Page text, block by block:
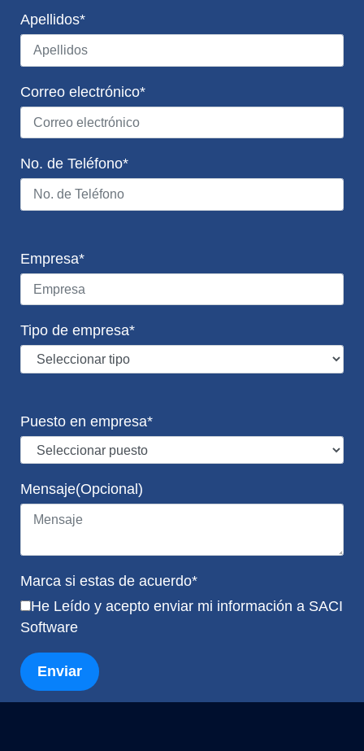
Apellidos*
Correo electrónico*
No. de Teléfono*
Empresa*
Tipo de empresa*
Puesto en empresa*
Mensaje(Opcional)
Marca si estas de acuerdo*
He Leído y acepto enviar mi información a SACI
Software
Enviar